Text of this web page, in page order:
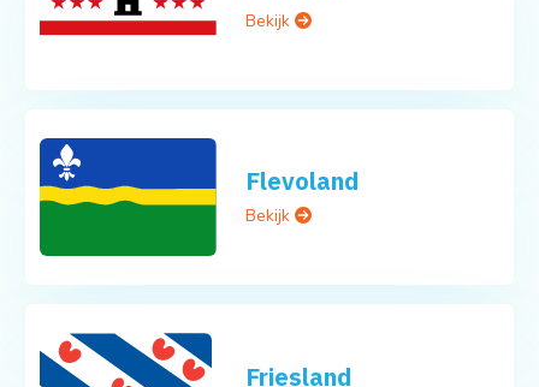
Bekijk
Flevoland
Bekijk
Friesland